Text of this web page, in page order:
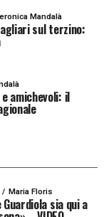
Mandalà
sul terzino:
amichevoli: il
Maria Floris
sia qui a